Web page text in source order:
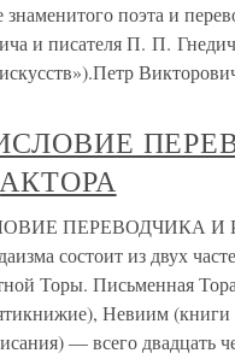
знаменитого поэта и
и писателя П. П.
ПЕРЕВОДЧИКА И
состоит из двух
Торы. Письменная
Невиим (книги
— всего двадцать